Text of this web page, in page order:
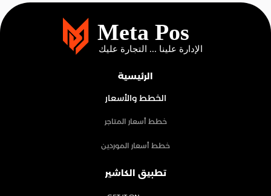
الرئيسية
الخطط والأسعار
خطط أسعار المتاجر
خطط أسعار الموردين
تطبيق الكاشير